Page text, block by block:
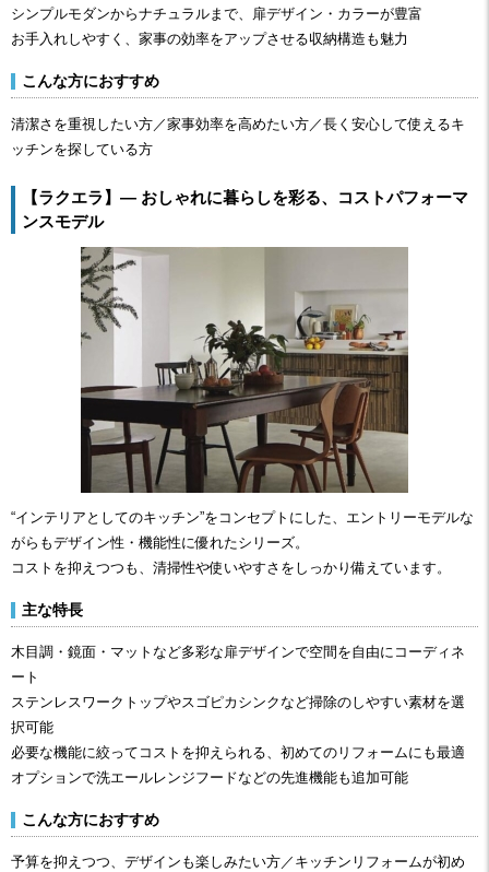
シンプルモダンからナチュラルまで、扉デザイン・カラーが豊富
お手入れしやすく、家事の効率をアップさせる収納構造も魅力
こんな方におすすめ
清潔さを重視したい方／家事効率を高めたい方／長く安心して使えるキ
ッチンを探している方
【ラクエラ】― おしゃれに暮らしを彩る、コストパフォーマ
ンスモデル
“インテリアとしてのキッチン”をコンセプトにした、エントリーモデルな
がらもデザイン性・機能性に優れたシリーズ。
コストを抑えつつも、清掃性や使いやすさをしっかり備えています。
主な特長
木目調・鏡面・マットなど多彩な扉デザインで空間を自由にコーディネ
ート
ステンレスワークトップやスゴピカシンクなど掃除のしやすい素材を選
択可能
必要な機能に絞ってコストを抑えられる、初めてのリフォームにも最適
オプションで洗エールレンジフードなどの先進機能も追加可能
こんな方におすすめ
予算を抑えつつ、デザインも楽しみたい方／キッチンリフォームが初め